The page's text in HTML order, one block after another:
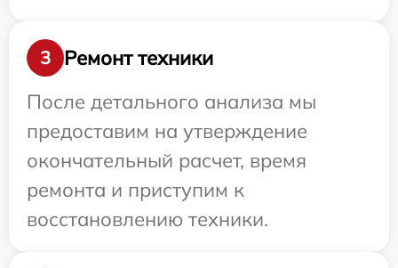
3
Ремонт техники
После детального анализа мы
предоставим на утверждение
окончательный расчет, время
ремонта и приступим к
восстановлению техники.